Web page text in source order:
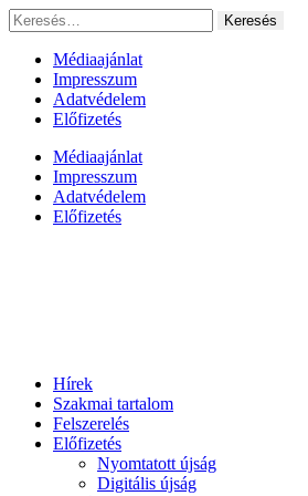
Ugrás
a
tartalomhoz
Keresés:
Médiaajánlat
Impresszum
Adatvédelem
Előfizetés
Médiaajánlat
Impresszum
Adatvédelem
Előfizetés
Hírek
Szakmai tartalom
Felszerelés
Előfizetés
Nyomtatott újság
Digitális újság